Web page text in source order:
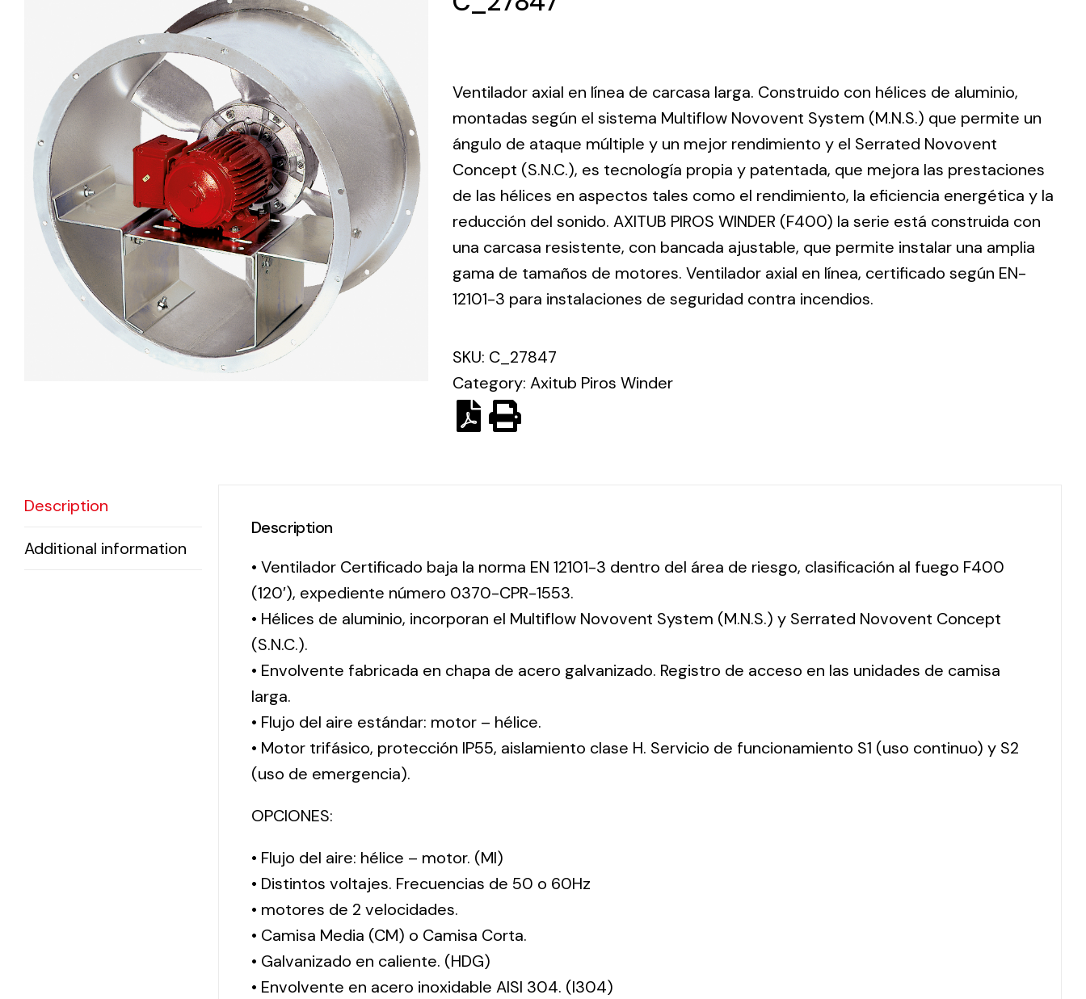
eléctrico.
Lighting and
Electrical
Equipment
Complete
solutions in
lighting and
electrical
material for
each project
incorporation of
Novovent into
the group
meant a greater
offer of
products for
different uses
Solar lighting
Variety of solar
solutions for all
kinds of needs.
Ventilador axial en línea de carcasa larga. Construido con hélices de aluminio,
montadas según el sistema Multiflow Novovent System (M.N.S.) que permite un
ángulo de ataque múltiple y un mejor rendimiento y el Serrated Novovent
Concept (S.N.C.), es tecnología propia y patentada, que mejora las prestaciones
de las hélices en aspectos tales como el rendimiento, la eficiencia energética y la
reducción del sonido. AXITUB PIROS WINDER (F400) la serie está construida con
una carcasa resistente, con bancada ajustable, que permite instalar una amplia
gama de tamaños de motores. Ventilador axial en línea, certificado según EN-
12101-3 para instalaciones de seguridad contra incendios.
SKU: C_27847
Category: Axitub Piros Winder
Description
Additional information
Description
• Ventilador Certificado baja la norma EN 12101-3 dentro del área de riesgo, clasificación al fuego F400
(120′), expediente número 0370-CPR-1553.
• Hélices de aluminio, incorporan el Multiflow Novovent System (M.N.S.) y Serrated Novovent Concept
(S.N.C.).
• Envolvente fabricada en chapa de acero galvanizado. Registro de acceso en las unidades de camisa
larga.
• Flujo del aire estándar: motor – hélice.
• Motor trifásico, protección IP55, aislamiento clase H. Servicio de funcionamiento S1 (uso continuo) y S2
(uso de emergencia).
OPCIONES:
• Flujo del aire: hélice – motor. (MI)
• Distintos voltajes. Frecuencias de 50 o 60Hz
• motores de 2 velocidades.
• Camisa Media (CM) o Camisa Corta.
• Galvanizado en caliente. (HDG)
• Envolvente en acero inoxidable AISI 304. (I304)